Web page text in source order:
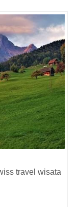
travel wisata